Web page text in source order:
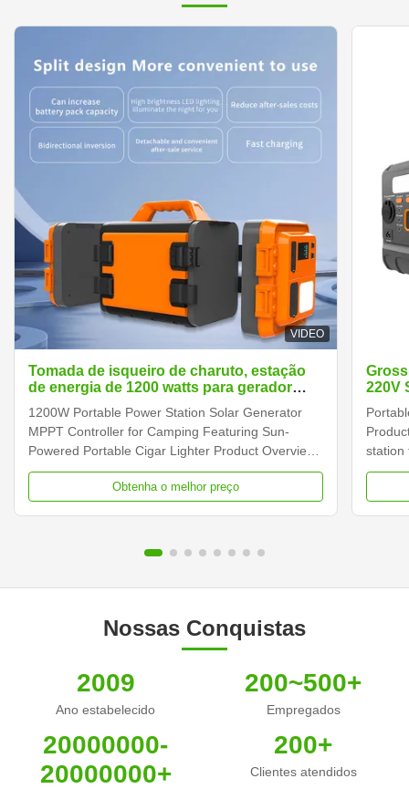
VIDEO
Tomada de isqueiro de charuto, estação
de energia de 1200 watts para gerador
1200W Portable Power Station Solar Generator
MPPT Controller for Camping Featuring Sun-
Powered Portable Cigar Lighter Product Overview
The 1200W Portable Power Station Solar
Generator is a versatile power solution featuring
Obtenha o melhor preço
220V
station
pure
Nossas Conquistas
2009
Ano estabelecido
200~500+
Empregados
20000000-
20000000+
200+
Clientes atendidos